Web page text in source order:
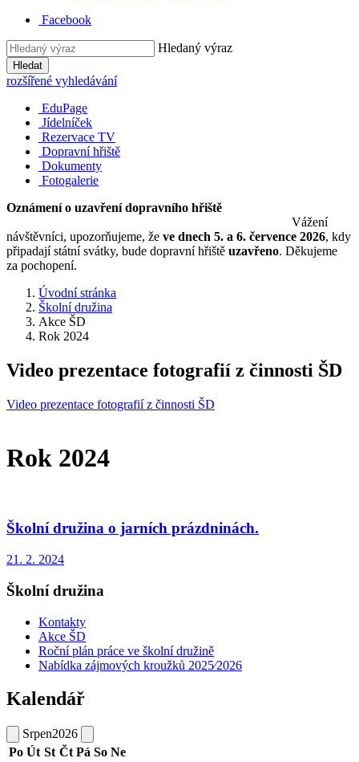
Facebook
Hledaný výraz
Hledat
rozšířené vyhledávání
EduPage
Jídelníček
Rezervace TV
Dopravní hřiště
Dokumenty
Fotogalerie
Oznámení o uzavření dopravního hřiště
Vážení
návštěvníci, upozorňujeme, že ve dnech 5. a 6. července 2026, kdy
připadají státní svátky, bude dopravní hřiště uzavřeno. Děkujeme
za pochopení.
Úvodní stránka
Školní družina
Akce ŠD
Rok 2024
Video prezentace fotografií z činnosti ŠD
Video prezentace fotografií z činnosti ŠD
Rok 2024
Školní družina o jarních prázdninách.
21. 2. 2024
Školní družina
Kontakty
Akce ŠD
Roční plán práce ve školní družině
Nabídka zájmových kroužků 2025⁄2026
Kalendář
Srpen2026
Po Út St Čt Pá So Ne